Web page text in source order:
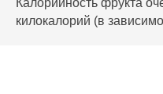
Калорийность фрукта
килокалорий (в